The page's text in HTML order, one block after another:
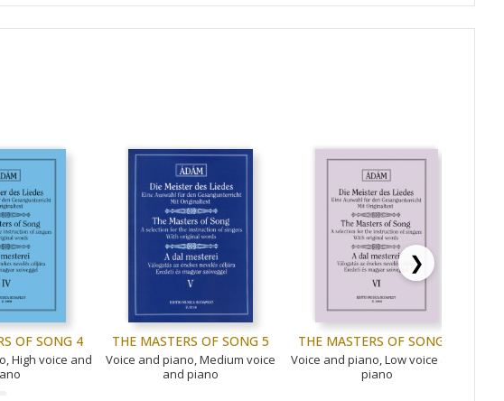
OF SONG 4
High voice and
THE MASTERS OF SONG 5
Voice and piano, Medium voice
and piano
THE MASTERS OF SONG 6
Voice and piano, Low voice and
piano
❯